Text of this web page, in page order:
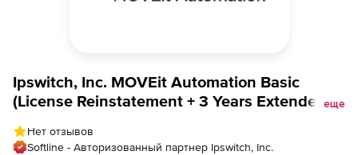
Ipswitch, Inc. MOVEit Automation Basic
(License Reinstatement + 3 Years Extendedеще
Нет отзывов
Softline - Авторизованный партнер Ipswitch, Inc.